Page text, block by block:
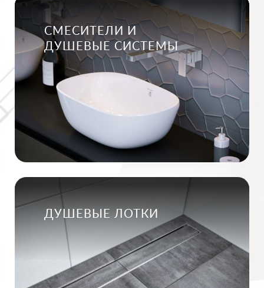
СМЕСИТЕЛИ И
ДУШЕВЫЕ СИСТЕМЫ
ДУШЕВЫЕ ЛОТКИ